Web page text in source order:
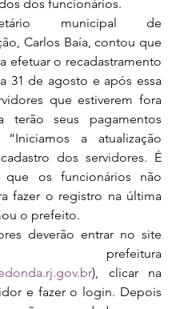
dos funcionários.
municipal de
Carlos Baía, contou que
efetuar o recadastramento
31 de agosto e após essa
que estiverem fora
terão seus pagamentos
“Iniciamos a atualização
dos servidores. É
que os funcionários não
fazer o registro na última
o prefeito.
deverão entrar no site
), clicar na
e fazer o login. Depois